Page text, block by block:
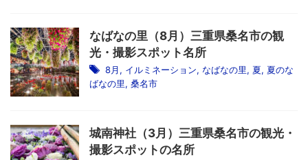
なばなの里（8月）三重県桑名市の観
光・撮影スポット名所
8月, イルミネーション, なばなの里, 夏, 夏のな
ばなの里, 桑名市
城南神社（3月）三重県桑名市の観光・
撮影スポットの名所